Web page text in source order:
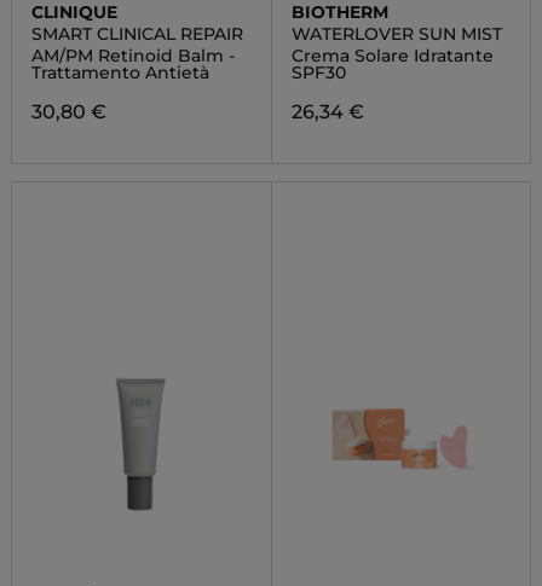
CLINIQUE
SMART CLINICAL REPAIR
AM/PM Retinoid Balm -
Trattamento Antietà
30,80 €
BIOTHERM
WATERLOVER SUN MIST
Crema Solare Idratante
SPF30
26,34 €